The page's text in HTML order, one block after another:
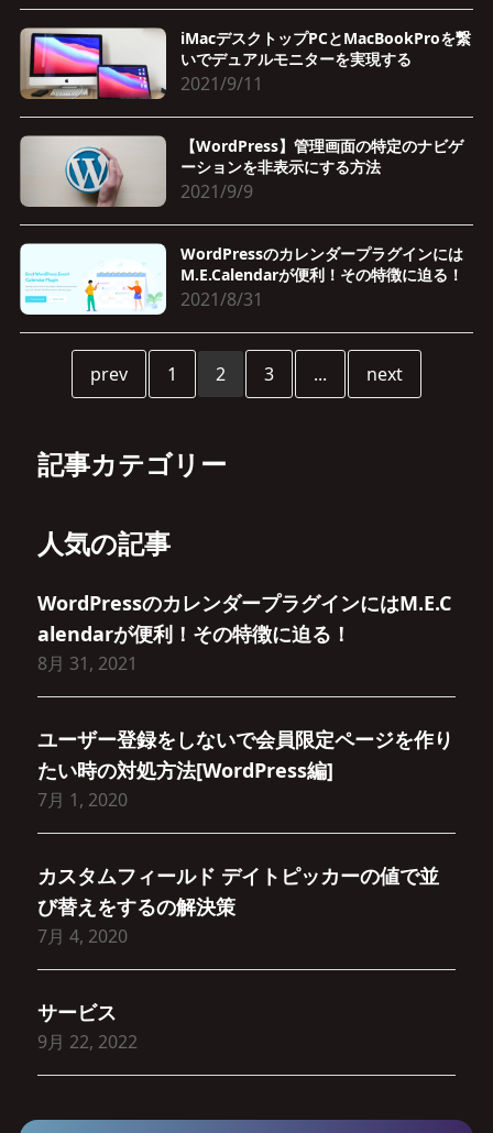
iMacデスクトップPCとMacBookProを繋
いでデュアルモニターを実現する
2021/9/11
【WordPress】管理画面の特定のナビゲ
ーションを非表示にする方法
2021/9/9
WordPressのカレンダープラグインには
M.E.Calendarが便利！その特徴に迫る！
2021/8/31
prev 1 2 3 ... next
記事カテゴリー
人気の記事
WordPressのカレンダープラグインにはM.E.C
alendarが便利！その特徴に迫る！
8月 31, 2021
ユーザー登録をしないで会員限定ページを作り
たい時の対処方法[WordPress編]
7月 1, 2020
カスタムフィールド デイトピッカーの値で並
び替えをするの解決策
7月 4, 2020
サービス
9月 22, 2022